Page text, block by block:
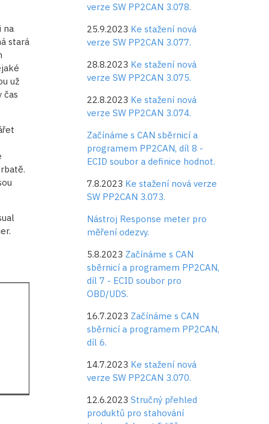
na
stará
už
čas
verze SW PP2CAN 3.078.
25.9.2023 Ke stažení nová
verze SW PP2CAN 3.077.
28.8.2023 Ke stažení nová
verze SW PP2CAN 3.075.
22.8.2023 Ke stažení nová
verze SW PP2CAN 3.074.
Začínáme s CAN sběrnicí a
programem PP2CAN, díl 8 -
ECID soubor a definice hodnot.
7.8.2023 Ke stažení nová verze
SW PP2CAN 3.073.
Nástroj Response meter pro
měření odezvy.
5.8.2023 Začínáme s CAN
sběrnicí a programem PP2CAN,
díl 7 - ECID soubor pro
OBD/UDS.
16.7.2023 Začínáme s CAN
sběrnicí a programem PP2CAN,
díl 6.
14.7.2023 Ke stažení nová
verze SW PP2CAN 3.070.
12.6.2023 Stručný přehled
produktů pro stahování